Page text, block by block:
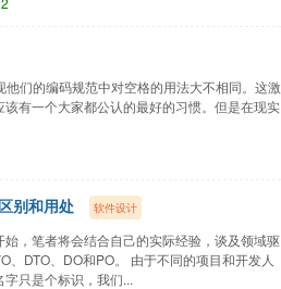
们的编码规范中对空格的用法大不相同。这激
有一个大家都公认的最好的习惯。但是在现实
别和用处 软件设计
，笔者将会结合自己的实际经验，谈及领域驱
DTO、DO和PO。 由于不同的项目和开发人
只是个标识，我们...